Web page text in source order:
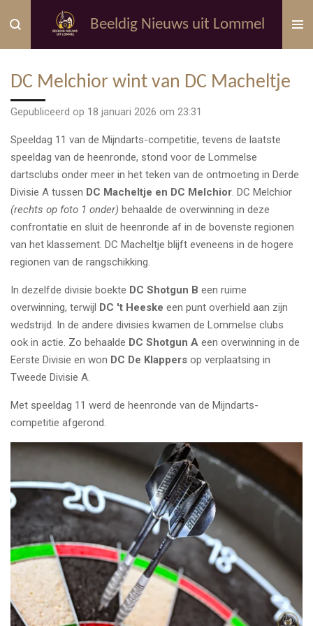
direct
naar
hoofdinhoud
Beeldig Nieuws uit Lommel
DC Melchior wint van DC Macheltje
Gepubliceerd op 18 januari 2026 om 23:31
Speeldag 11 van de Mijndarts-competitie, tevens de laatste
speeldag van de heenronde, stond voor de Lommelse
dartsclubs onder meer in het teken van de ontmoeting in Derde
Divisie A tussen DC Macheltje en DC Melchior. DC Melchior
(rechts op foto 1 onder) behaalde de overwinning in deze
confrontatie en sluit de heenronde af in de bovenste regionen
van het klassement. DC Macheltje blijft eveneens in de hogere
regionen van de rangschikking.
In dezelfde divisie boekte DC Shotgun B een ruime
overwinning, terwijl DC 't Heeske een punt overhield aan zijn
wedstrijd. In de andere divisies kwamen de Lommelse clubs
ook in actie. Zo behaalde DC Shotgun A een overwinning in de
Eerste Divisie en won DC De Klappers op verplaatsing in
Tweede Divisie A.
Met speeldag 11 werd de heenronde van de Mijndarts-
competitie afgerond.